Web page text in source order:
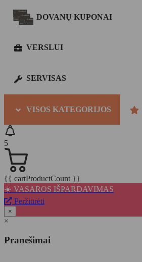
DOVANŲ KUPONAI
VERSLUI
SERVISAS
VISOS KATEGORIJOS
5
{{ cartProductCount }}
☀️ VASAROS IŠPARDAVIMAS
Peržiūrėti
×
×
Pranešimai